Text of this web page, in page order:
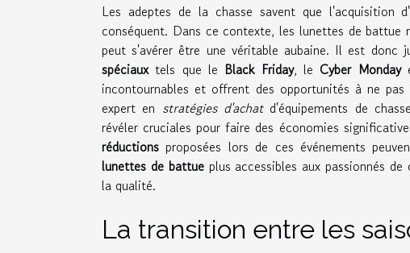
Les adeptes de la chasse savent que l'acquisition
conséquent. Dans ce contexte, les lunettes de
peut s'avérer être une véritable aubaine. Il est donc
spéciauxtels que le Black Friday, le Cyber Monday
incontournables et offrent des opportunités à ne
expert en stratégies d'achatd'équipements de
révéler cruciales pour faire des économies
réductions proposées lors de ces événements
lunettes de battueplus accessibles aux passionnés
la qualité.
La transition entre les